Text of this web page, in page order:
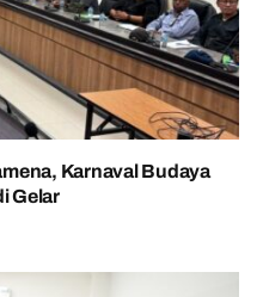
Karnaval Budaya
Gelar